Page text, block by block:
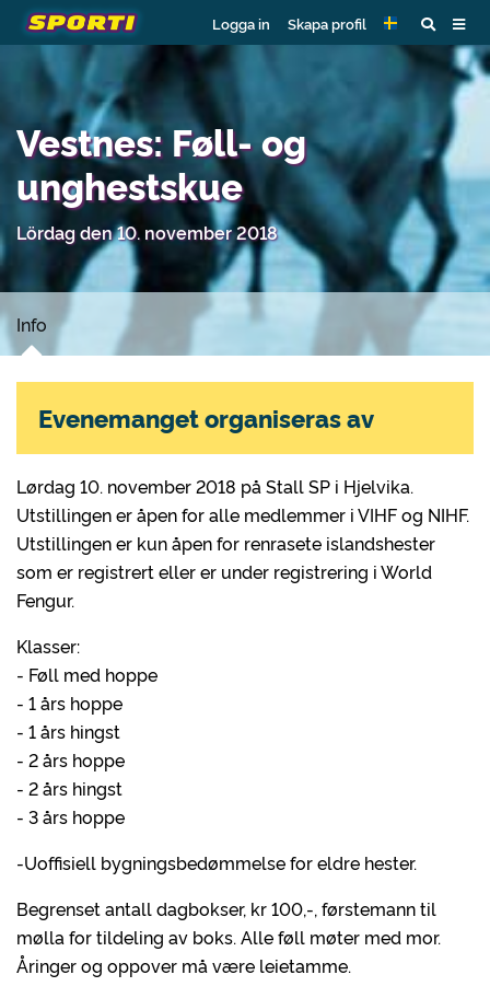
Logga in Skapa profil
Vestnes: Føll- og
unghestskue
Lördag den 10. november 2018
Info
Lørdag 10. november 2018 på Stall SP i Hjelvika.
Utstillingen er åpen for alle medlemmer i VIHF og NIHF.
Utstillingen er kun åpen for renrasete islandshester
som er registrert eller er under registrering i World
Fengur.
Klasser:
- Føll med hoppe
- 1 års hoppe
- 1 års hingst
- 2 års hoppe
- 2 års hingst
- 3 års hoppe
-Uoffisiell bygningsbedømmelse for eldre hester.
Begrenset antall dagbokser, kr 100,-, førstemann til
mølla for tildeling av boks. Alle føll møter med mor.
Åringer og oppover må være leietamme.
Evenemanget organiseras av